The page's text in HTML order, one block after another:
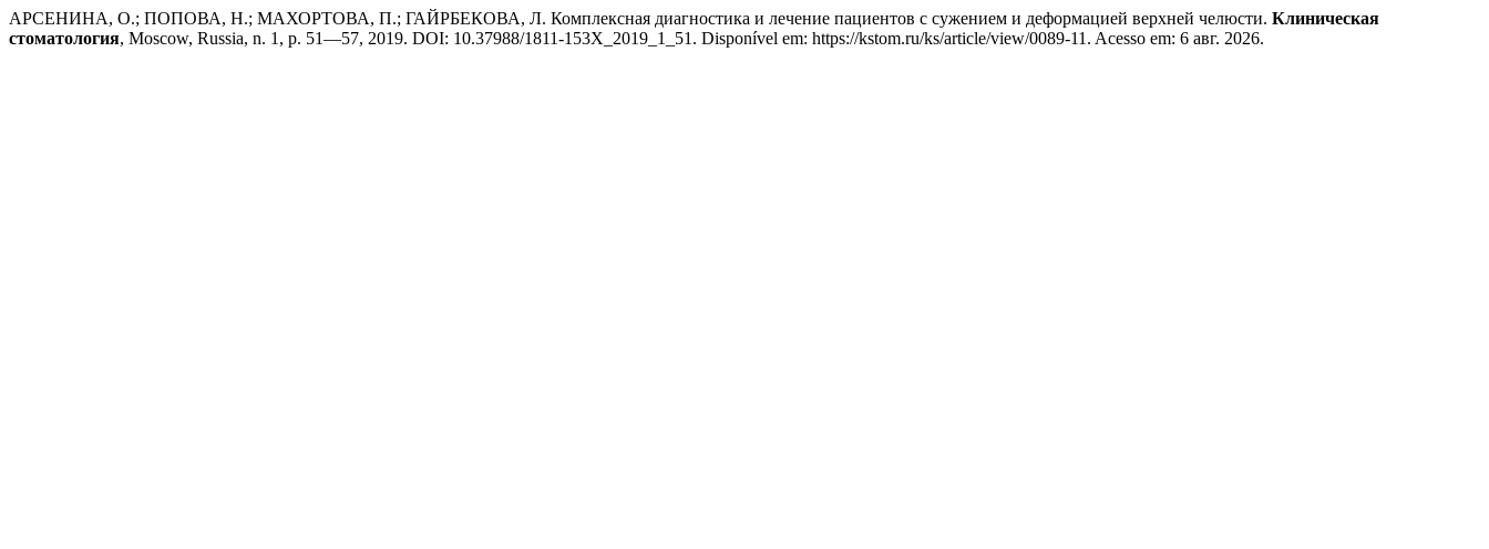
АРСЕНИНА, О.; ПОПОВА, Н.; МАХОРТОВА, П.; ГАЙРБЕКОВА, Л. Комплексная диагностика и лечение пациентов с сужением и деформацией верхней челюсти. Клиническая
стоматология, Moscow, Russia, n. 1, p. 51—57, 2019. DOI: 10.37988/1811-153X_2019_1_51. Disponível em: https://kstom.ru/ks/article/view/0089-11. Acesso em: 6 авг. 2026.